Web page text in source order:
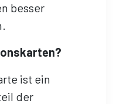
besser
ist ein
der